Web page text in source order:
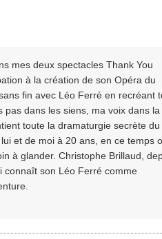
mes deux spectacles Thank You
à la création de son Opéra du
fin avec Léo Ferré en recréant
dans les siens, ma voix dans la
toute la dramaturgie secrète du
et de moi à 20 ans, en ce temps
à glander. Christophe Brillaud,
connaît son Léo Ferré comme